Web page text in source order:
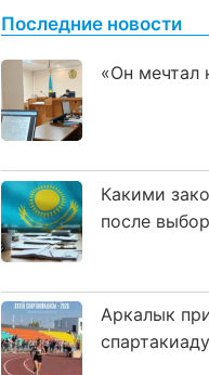
Последние новости
«Он мечтал
Какими
после
Аркалык
спартакиаду